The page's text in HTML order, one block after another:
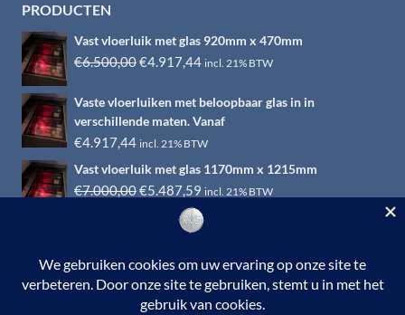
PRODUCTEN
Vast vloerluik met glas 920mm x 470mm
€6.500,00Oorspronkelijke
was:
€6.500,00.
€4.917,44Huidige
is:
€4.917,44.
incl. 21% BTW
Vaste vloerluiken met beloopbaar glas in in
verschillende maten. Vanaf
€4.917,44 incl. 21% BTW
Vast vloerluik met glas 1170mm x 1215mm
€7.000,00Oorspronkelijke
€5.487,59 Huidige
prijs
is:
incl. 21% BTW
© 2026 RVS-woonwinkel.nl is een onderdeel van HTI-RVS |